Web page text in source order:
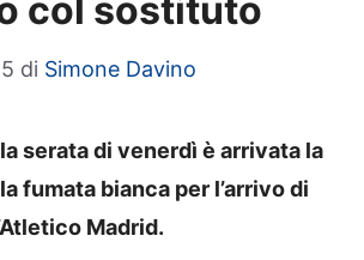
col sostituto
di Simone Davino
serata di venerdì è arrivata la
fumata bianca per l’arrivo di
Madrid.